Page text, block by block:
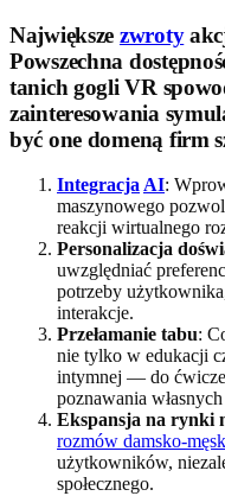
Największe zwroty
Powszechna
tanich gogli VR
zainteresowania
być one domeną firm
Integracja AI:
maszynowego
reakcji wirtualnego
Personalizacja
uwzględniać
potrzeby
interakcje.
Przełamanie tabu:
nie tylko w edukacji
intymnej — do
poznawania
Ekspansja na rynki
rozmów damsko-
użytkowników,
społecznego.